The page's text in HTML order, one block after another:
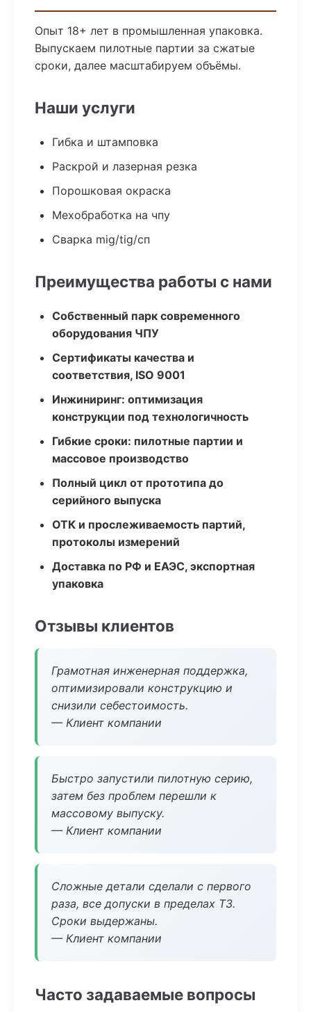
Опыт 18+ лет в промышленная упаковка.
Выпускаем пилотные партии за сжатые
сроки, далее масштабируем объёмы.
Наши услуги
Гибка и штамповка
Раскрой и лазерная резка
Порошковая окраска
Мехобработка на чпу
Сварка mig/tig/сп
Преимущества работы с нами
Собственный парк современного
оборудования ЧПУ
Сертификаты качества и
соответствия, ISO 9001
Инжиниринг: оптимизация
конструкции под технологичность
Гибкие сроки: пилотные партии и
массовое производство
Полный цикл от прототипа до
серийного выпуска
ОТК и прослеживаемость партий,
протоколы измерений
Доставка по РФ и ЕАЭС, экспортная
упаковка
Отзывы клиентов
Грамотная инженерная поддержка,
оптимизировали конструкцию и
снизили себестоимость.
— Клиент компании
Быстро запустили пилотную серию,
затем без проблем перешли к
массовому выпуску.
— Клиент компании
Сложные детали сделали с первого
раза, все допуски в пределах ТЗ.
Сроки выдержаны.
— Клиент компании
Часто задаваемые вопросы